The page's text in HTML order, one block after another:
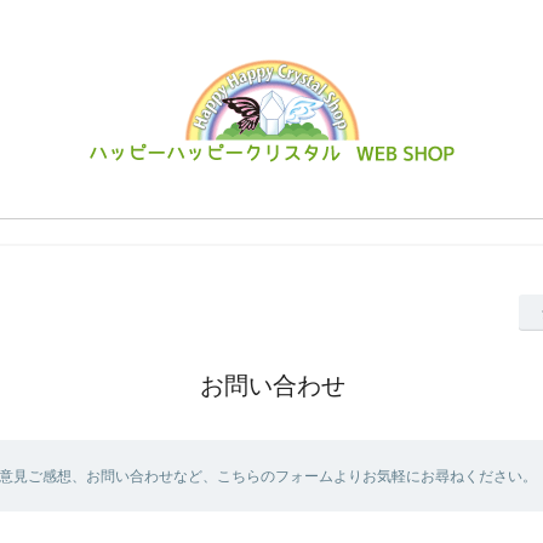
お問い合わせ
見ご感想、お問い合わせなど、こちらのフォームよりお気軽にお尋ねください。